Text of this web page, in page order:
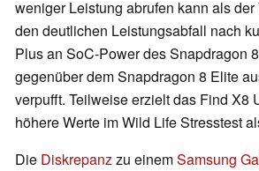
weniger Leistung abrufen kann als der
den deutlichen Leistungsabfall nach
Plus an SoC-Power des Snapdragon
gegenüber dem Snapdragon 8 Elite
verpufft. Teilweise erzielt das Find X8
höhere Werte im Wild Life Stresstest
Die Diskrepanzzu einemSamsung